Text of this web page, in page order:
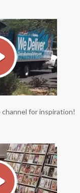
for inspiration!